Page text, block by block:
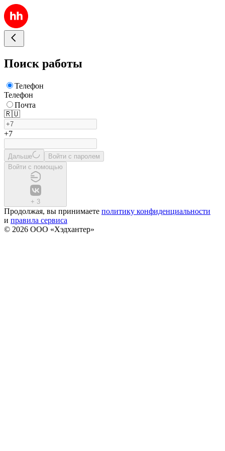
Поиск работы
Телефон
Телефон
Почта
🇷🇺
+7
Дальше
Войти с паролем
Войти с помощью
+ 3
Продолжая, вы принимаете политику конфиденциальности
и правила сервиса
© 2026 ООО «Хэдхантер»